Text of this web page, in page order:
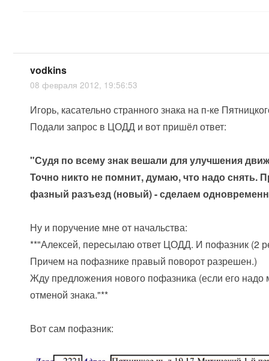
vodkins
08 февраля 2012, 19:56:53
Игорь, касательно странного знака на п-ке
Подали запрос в ЦОДД и вот пришёл ответ:
"Судя по всему знак вешали для улучшения
Точно никто не помнит, думаю, что надо снять.
фазный разъезд (новый) - сделаем
Ну и поручение мне от начальства:
**"Алексей, пересылаю ответ ЦОДД. И пофазник (2
Причем на пофазнике правый поворот разрешен.)
Жду предложения нового пофазника (если его надо
отменой знака."**
Вот сам пофазник: